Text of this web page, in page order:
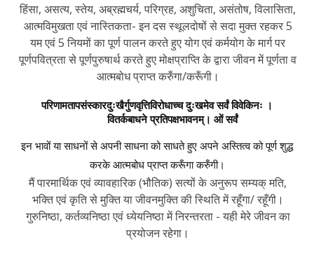
हिंसा, असत्य, स्तेय, अब्रह्मचर्य, परिग्रह, अशुचिता, असंतोष, विलासिता,
आत्मविमुखता एवं नास्तिकता- इन दस स्थूलदोषों से सदा मुक्त रहकर 5
यम एवं 5 नियमों का पूर्ण पालन करते हुए योग एवं कर्मयोग के मार्ग पर
पूर्णपवित्रता से पूर्णपुरुषार्थ करते हुए मोक्षप्राप्ति के द्वारा जीवन में पूर्णता व
आत्मबोध प्राप्त करुँगा/करूँगी।
परिणामतापसंस्कारदुःखैर्गुणवृत्तिविरोधाच्च दुःखमेव सर्वं विवेकिनः ।
वितर्कबाधने प्रतिपक्षभावनम्। ओं सर्वं
इन भावों या साधनों से अपनी साधना को साधते हुए अपने अस्तित्व को पूर्ण शुद्ध
करके आत्मबोध प्राप्त करूँगा करुँगी।
मैं पारमार्थिक एवं व्यावहारिक (भौतिक) सत्यों के अनुरूप सम्यक् मति,
भक्ति एवं कृति से मुक्ति या जीवनमुक्ति की स्थिति में रहूँगा/ रहूँगी।
गुरुनिष्ठा, कर्तव्यनिष्ठा एवं ध्येयनिष्ठा में निरन्तरता - यही मेरे जीवन का
प्रयोजन रहेगा।